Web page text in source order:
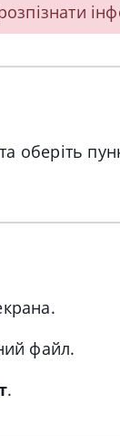
та оберіть
файл.
.